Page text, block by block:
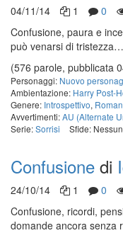
04/11/14 1 0
Confusione, paura e
può venarsi di
(576 parole, pubblicata
Personaggi: Nuovo
Ambientazione: Harry Post-
Genere: Introspettivo,
Avvertimenti:AU (Alternate
Serie:Sorrisi Sfide:
Confusione di
24/10/14 1 0
Confusione, ricordi,
domande ancora senza